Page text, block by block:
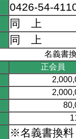
0426-54-
同 上
同 上
名義書
正会員
※名義書換料